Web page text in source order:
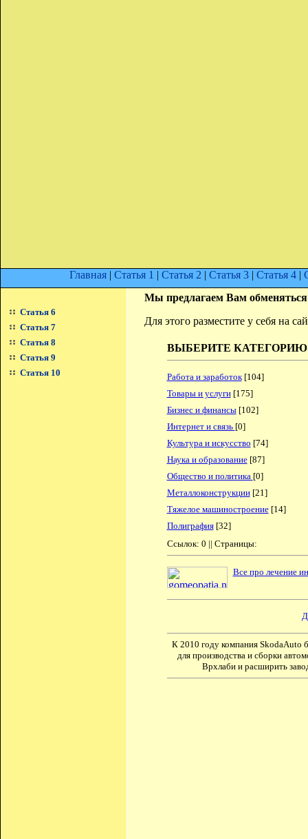
Главная | Статья 1 | Статья 2 | Статья 3 | Статья 4 |
Статья 6
Статья 7
Статья 8
Статья 9
Статья 10
Мы предлагаем Вам
Для этого разместите у себя на
ВЫБЕРИТЕ КАТЕГОРИЮ
Работа и заработок[104]
Товары и услуги[175]
Бизнес и финансы[102]
Интернет и связь [0]
Культура и искусство [74]
Наука и образование[87]
Общество и политика [0]
Металлоконструкции[21]
Тяжелое машиностроение[14]
Полиграфия[32]
Ссылок: 0 || Страницы:
Все про лечение
К 2010 году компания SkodaAuto
для производства и сборки
Врхлаби и расширить